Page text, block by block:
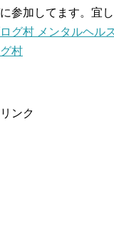
参加してます。宜
村
ンク